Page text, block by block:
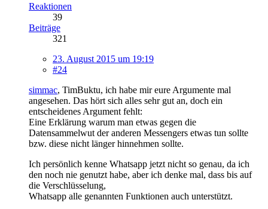
Reaktionen
39
Beiträge
321
23. August 2015 um 19:19
#24
simmac, TimBuktu, ich habe mir eure Argumente mal
angesehen. Das hört sich alles sehr gut an, doch ein
entscheidenes Argument fehlt:
Eine Erklärung warum man etwas gegen die
Datensammelwut der anderen Messengers etwas tun sollte
bzw. diese nicht länger hinnehmen sollte.
Ich persönlich kenne Whatsapp jetzt nicht so genau, da ich
den noch nie genutzt habe, aber ich denke mal, dass bis auf
die Verschlüsselung,
Whatsapp alle genannten Funktionen auch unterstützt.